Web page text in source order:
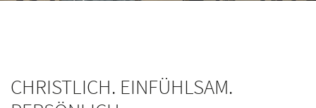
CHRISTLICH. EINFÜHLSAM.